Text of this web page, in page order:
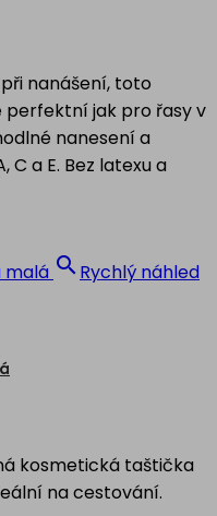
nanášení, toto
perfektní jak pro řasy v
nanesení a
C a E. Bez latexu a
 Rychlý náhled
kosmetická taštička
na cestování.